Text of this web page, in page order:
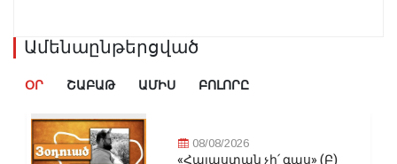
Ամենաընթերցված
ՕՐ ՇԱԲԱԹ ԱՄԻՍ ԲՈԼՈՐԸ
08/08/2026
«Հայաստան չի՛ գաս» (Բ)